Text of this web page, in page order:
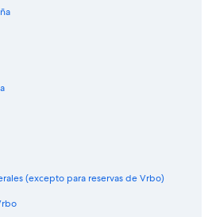
(excepto para reservas de Vrbo)